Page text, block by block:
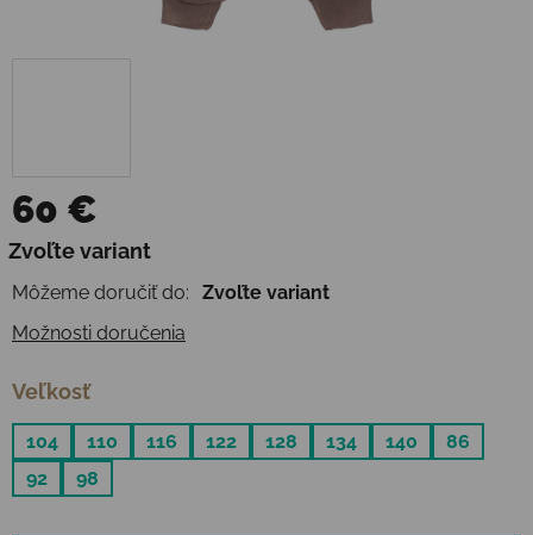
60 €
Jednotková cena:
Zvoľte variant
Môžeme doručiť do:
Zvoľte variant
Možnosti doručenia
Veľkosť
104 110 116 122 128 134 140
86
92
98